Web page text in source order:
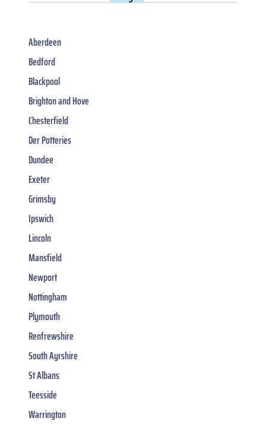
Aberdeen
Bedford
Blackpool
Brighton and Hove
Chesterfield
Der Potteries
Dundee
Exeter
Grimsby
Ipswich
Lincoln
Mansfield
Newport
Nottingham
Plymouth
Renfrewshire
South Ayrshire
St Albans
Teesside
Warrington